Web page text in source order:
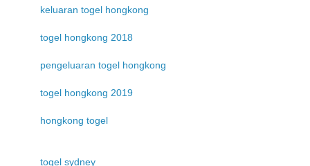
keluaran togel hongkong
togel hongkong 2018
pengeluaran togel hongkong
togel hongkong 2019
hongkong togel
togel sydney